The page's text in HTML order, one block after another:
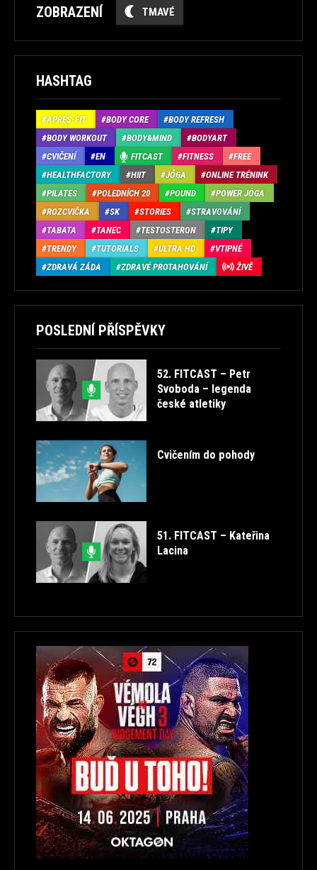
ZOBRAZENÍ TMAVÉ
HASHTAG
APRÉS-FIT BODY CORE
BODY REFRESH
BODY WORKOUT
BODY&MIND
BODYART
CVIČENÍ
EN FITCAST FITNESS
FREE
HEALTHFACTORY
HIIT JÓGA
ONLINE TRÉNINK
PILATES
POLEDNÍCH 20 POUND
POWER JÓGA
ROZCVIČKA
SK STORIES
STRAVOVÁNÍ
TABATA
TANEC TESTOSTERON
TIPY
TRENDY
TUTORIALS ULTRA HD
VTIPNÉ
ZDRAVÁ ZÁDA
ZDRAVÉ PROTAHOVÁNÍ ŽIVĚ
POSLEDNÍ PŘÍSPĚVKY
52. FITCAST – Petr
Svoboda – legenda
české atletiky
Cvičením do pohody
51. FITCAST – Kateřina
Lacina